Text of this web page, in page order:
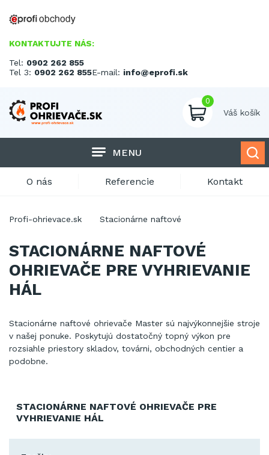
KONTAKTUJTE NÁS:
Tel: 0902 262 855
Tel 3: 0902 262 855E-mail: info@eprofi.sk
0
Váš košík
MENU
O nás Referencie Kontakt
Profi-ohrievace.sk Stacionárne naftové
STACIONÁRNE NAFTOVÉ
OHRIEVAČE PRE VYHRIEVANIE
HÁL
Stacionárne naftové ohrievače Master sú najvýkonnejšie stroje
v našej ponuke. Poskytujú dostatočný topný výkon pre
rozsiahle priestory skladov, továrni, obchodných centier a
podobne.
STACIONÁRNE NAFTOVÉ OHRIEVAČE PRE
VYHRIEVANIE HÁL